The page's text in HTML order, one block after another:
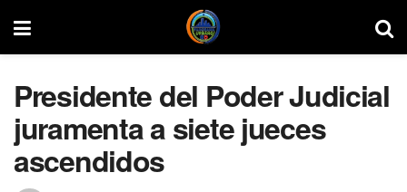
Presidente del Poder Judicial
juramenta a siete jueces
ascendidos